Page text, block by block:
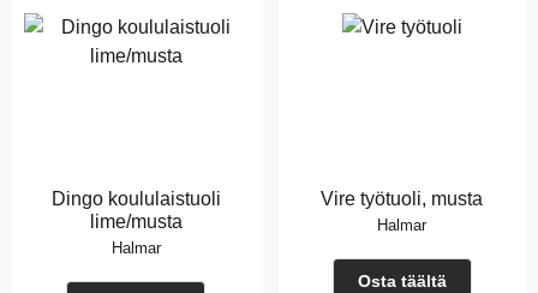
Dingo koululaistuoli
lime/musta
Halmar
Vire työtuoli, musta
Halmar
Osta täältä